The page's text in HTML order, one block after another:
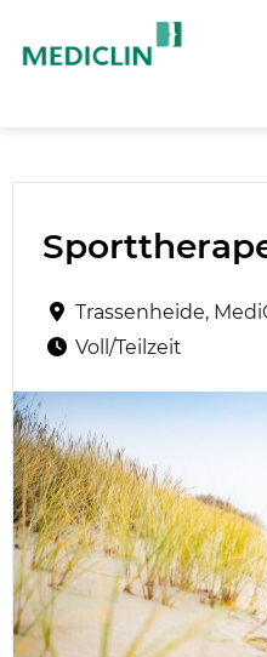
Trassenheide,
Voll/Teilzeit